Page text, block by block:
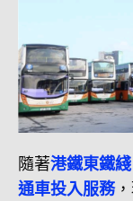
隨著港鐵東鐵
通車投入服務